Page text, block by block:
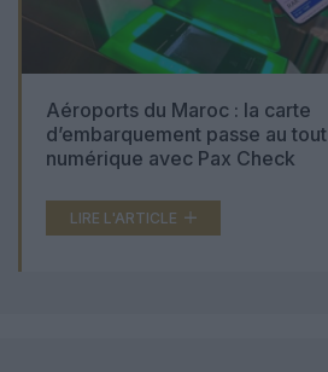
Aéroports du Maroc : la carte
d’embarquement passe au tout
numérique avec Pax Check
LIRE L'ARTICLE